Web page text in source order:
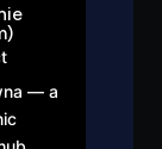
— a